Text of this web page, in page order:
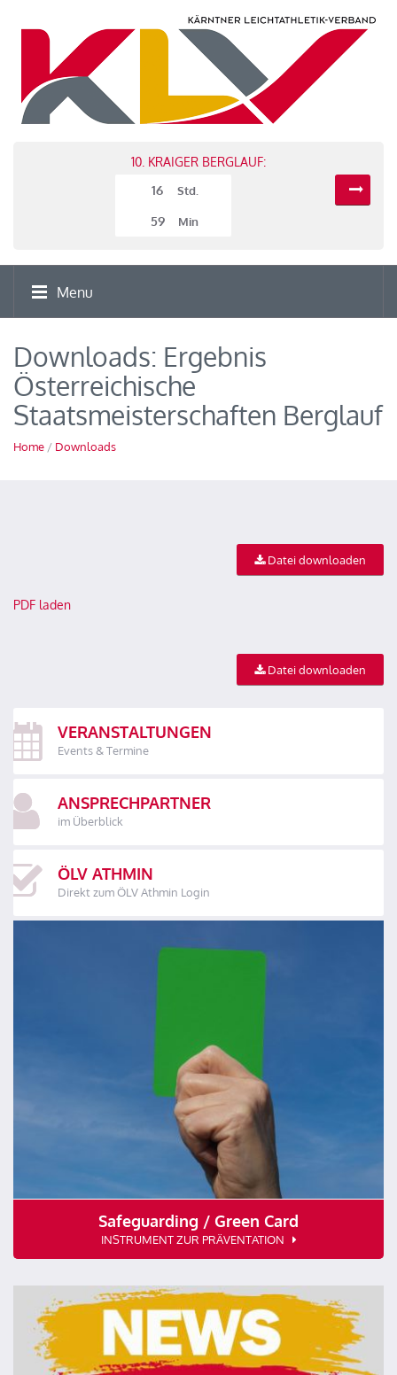
10. KRAIGER BERGLAUF:
16
Std.
59 Min
Menu
Downloads: Ergebnis
Österreichische
Staatsmeisterschaften Berglauf
Home / Downloads
Datei downloaden
PDF laden
Datei downloaden
VERANSTALTUNGEN
Events & Termine
ANSPRECHPARTNER
im Überblick
ÖLV ATHMIN
Direkt zum ÖLV Athmin Login
Safeguarding / Green Card
INSTRUMENT ZUR PRÄVENTATION